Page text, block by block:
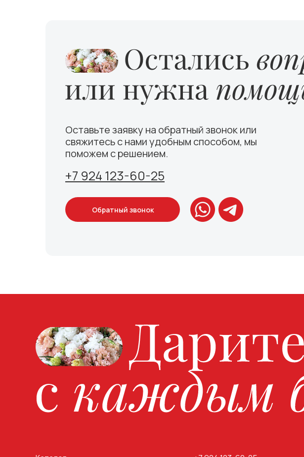
Оставьте заявку на обратный звонок или
свяжитесь с нами удобным способом, мы
поможем с решением.
+7 924 123-60-25
Обратный звонок